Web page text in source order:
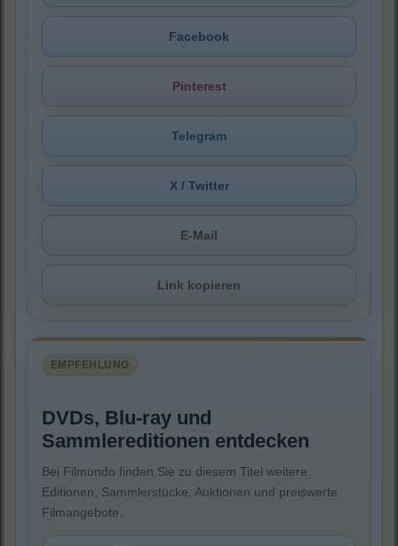
Facebook
Pinterest
Telegram
X / Twitter
E-Mail
Link kopieren
EMPFEHLUNG
DVDs, Blu-ray und
Sammlereditionen entdecken
Bei Filmundo finden Sie zu diesem Titel weitere
Editionen, Sammlerstücke, Auktionen und preiswerte
Filmangebote.